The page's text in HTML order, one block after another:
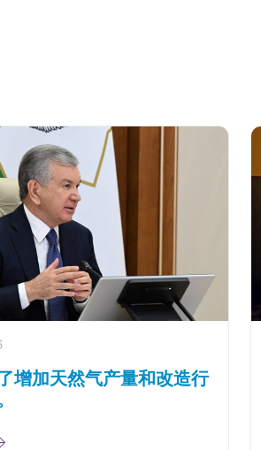
增加天然气产量和改造行